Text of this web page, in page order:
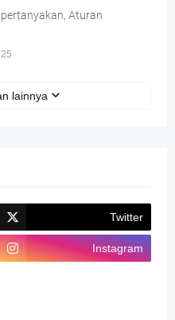
Aturan
lainnya
Twitter
Instagram